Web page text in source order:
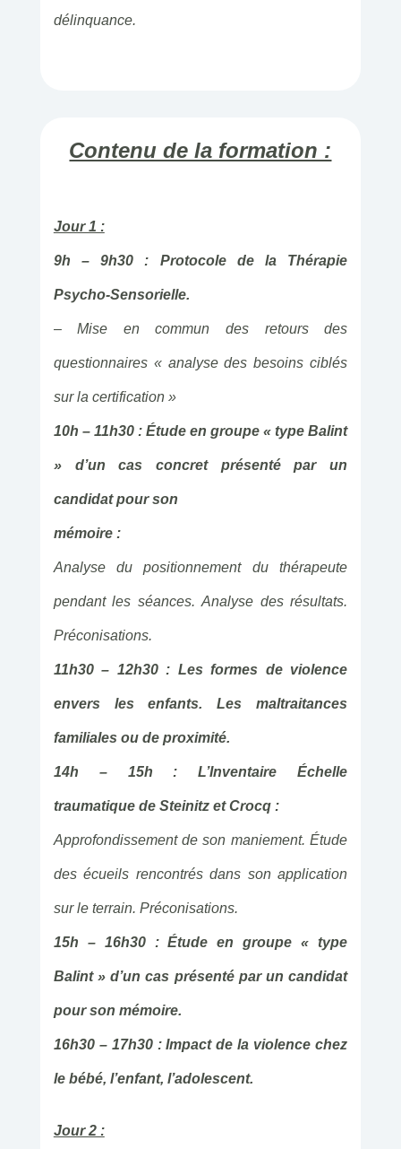
délinquance.
Contenu de la formation :
Jour 1 :
9h – 9h30 : Protocole de la Thérapie
Psycho-Sensorielle.
– Mise en commun des retours des
questionnaires « analyse des besoins ciblés
sur la certification »
10h – 11h30 : Étude en groupe « type Balint
» d’un cas concret présenté par un
candidat pour son
mémoire :
Analyse du positionnement du thérapeute
pendant les séances. Analyse des résultats.
Préconisations.
11h30 – 12h30 : Les formes de violence
envers les enfants. Les maltraitances
familiales ou de proximité.
14h – 15h : L’Inventaire Échelle
traumatique de Steinitz et Crocq :
Approfondissement de son maniement. Étude
des écueils rencontrés dans son application
sur le terrain. Préconisations.
15h – 16h30 : Étude en groupe « type
Balint » d’un cas présenté par un candidat
pour son mémoire.
16h30 – 17h30 : Impact de la violence chez
le bébé, l’enfant, l’adolescent.
Jour 2 :